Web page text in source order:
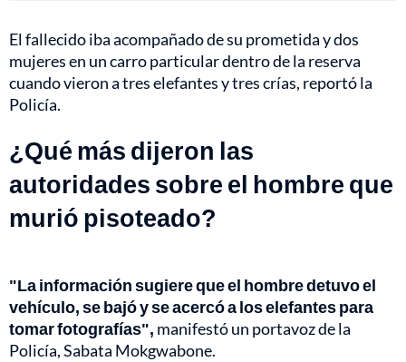
El fallecido iba acompañado de su prometida y dos
mujeres en un carro particular dentro de la reserva
cuando vieron a tres elefantes y tres crías, reportó la
Policía.
¿Qué más dijeron las
autoridades sobre el hombre que
murió pisoteado?
"La información sugiere que el hombre detuvo el
vehículo, se bajó y se acercó a los elefantes para
tomar fotografías", manifestó un portavoz de la
Policía, Sabata Mokgwabone.